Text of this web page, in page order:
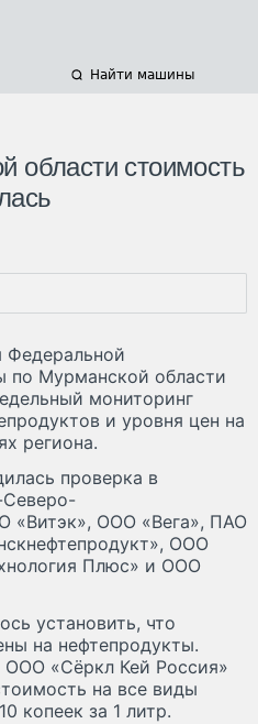
Найти машины
области стоимость
Федеральной
по Мурманской области
мониторинг
и уровня цен на
региона.
проверка в
«Витэк», ООО «Вега», ПАО
ООО
Плюс» и ООО
установить, что
на нефтепродукты.
«Сёркл Кей Россия»
на все виды
копеек за 1 литр.